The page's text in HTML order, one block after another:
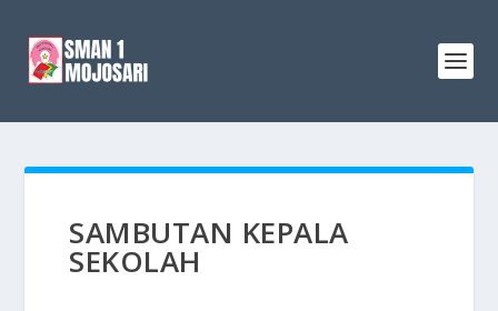
SAMBUTAN KEPALA
SEKOLAH